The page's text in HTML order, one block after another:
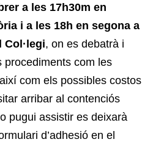
a les 17h30m en
i a les 18h en segona a
Col·legi, on es debatrà i
procediments com les
com els possibles costos
arribar al contenciós
pugui assistir es deixarà
d’adhesió en el